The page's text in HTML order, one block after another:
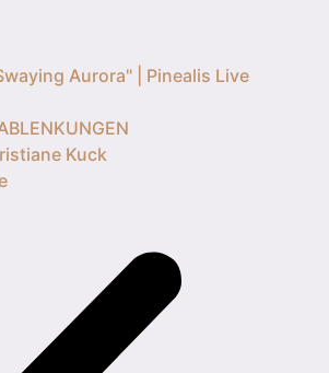
Aurora" | Pinealis Live
Kuck